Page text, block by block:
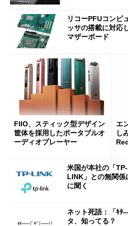
リコーPFUコンピ
ッサの搭載に対応
マザーボード
FIIO、スティック型デザイン
筐体を採用したポータブルオ
ーディオプレーヤー
エ
し
米国が本社の「
LINK」との無関
に聞く
ネット死語：「
タ、知ってる？